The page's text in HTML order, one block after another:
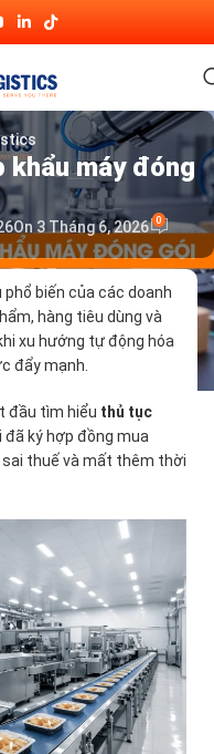
khẩu máy đóng
On 3 Tháng 6, 2026 0
phổ biến của các doanh
hàng tiêu dùng và
xu hướng tự động hóa
đẩy mạnh.
đầu tìm hiểu thủ tục
đã ký hợp đồng mua
sai thuế và mất thêm thời